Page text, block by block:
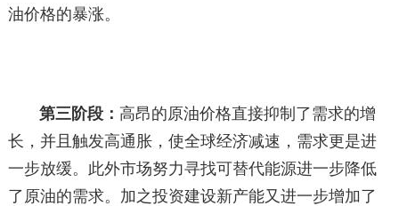
油价格的暴涨。
第三阶段： 高昂的原油价格直接抑制了需求的增
长，并且触发高通胀，使全球经济减速，需求更是进
一步放缓。此外市场努力寻找可替代能源进一步降低
了原油的需求。加之投资建设新产能又进一步增加了